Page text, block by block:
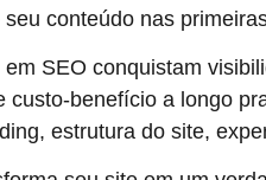
conteúdo nas
SEO conquistam
custo-benefício a longo
estrutura do site,